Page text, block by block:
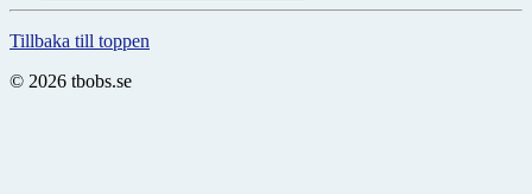
Tillbaka till toppen
© 2026 tbobs.se